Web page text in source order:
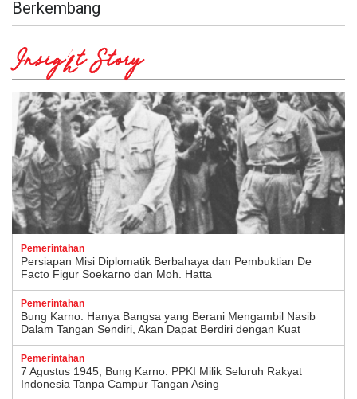
Berkembang
Insight Story
Pemerintahan
Persiapan Misi Diplomatik Berbahaya dan Pembuktian De
Facto Figur Soekarno dan Moh. Hatta
Pemerintahan
Bung Karno: Hanya Bangsa yang Berani Mengambil Nasib
Dalam Tangan Sendiri, Akan Dapat Berdiri dengan Kuat
Pemerintahan
7 Agustus 1945, Bung Karno: PPKI Milik Seluruh Rakyat
Indonesia Tanpa Campur Tangan Asing